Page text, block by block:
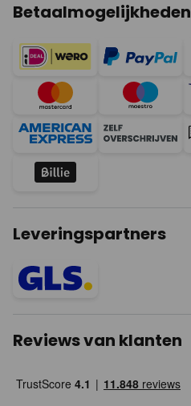
Betaalmogelijkheden
Leveringspartners
Reviews van klanten